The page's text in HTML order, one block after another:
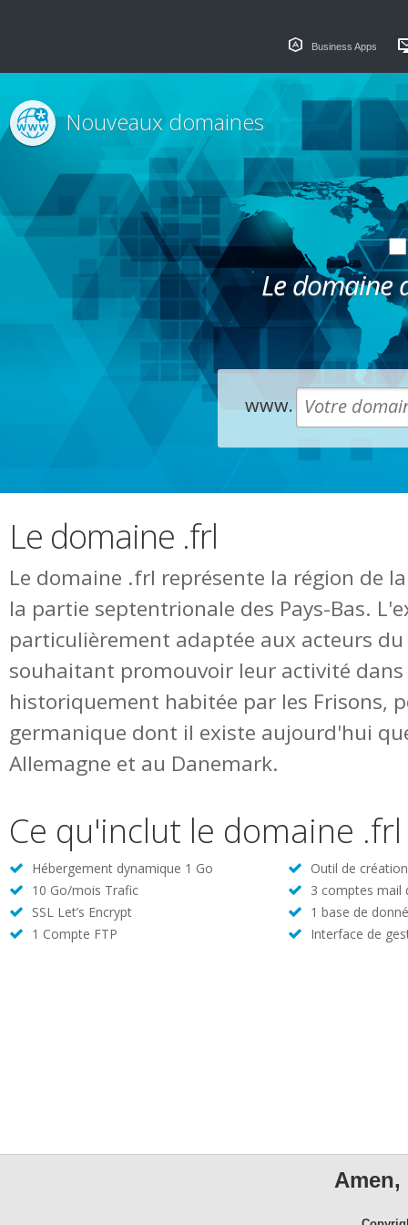
Business Apps
Le domaine
Nouveaux domaines
www.
Le domaine .frl
Le domaine .frl représente la région de
la partie septentrionale des Pays-Bas.
particulièrement adaptée aux acteurs
souhaitant promouvoir leur activité dans
historiquement habitée par les Frisons,
germanique dont il existe aujourd'hui
Allemagne et au Danemark.
Ce qu'inclut le domaine .frl
Hébergement dynamique 1 Go
Outil de
10 Go/mois Trafic
3 comptes mail
SSL Let’s Encrypt
1 base de
1 Compte FTP
Interface de